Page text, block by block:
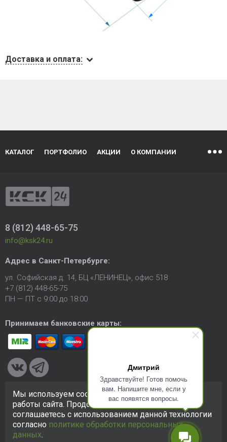
Дмитрий
Здравствуйте! Готов помочь
вам. Напишите мне, если у
вас появятся вопросы.
Доставка и оплата:
КАТАЛОГ ПОРТФОЛИО АКЦИИ О КОМПАНИИ
8 (812) 448-65-75
info@ksk24.ru
Адрес в Санкт-Петербурге:
ул. Софийская д. 14, БЦ «ЛЕНИНЕЦ», офис 518
+7 (812) 448-65-75
ПН — ПТ с 9:00 до 18:00
Принимаем банковские карты:
© 2005-2026 ООО «КСК». Сайт https://ksk24.ruсоздан
исключительно в информационных целях и любая информация
на сайте не является публичной офертой.Политика в
отношении персональных данных
Мы используем cookie-файлы для улучшения
работы сайта. Продолжая использовать сайт, вы
соглашаетесь с использованием данной технологии
согласно политике обработки персональных
данных.